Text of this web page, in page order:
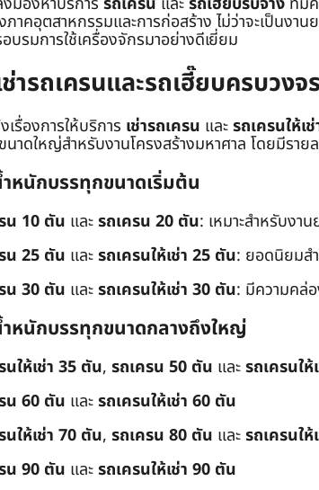
ภาคอุตสาหกรรมและการก่อสร้าง ไม่ว่าจะเป็นง
บรมการใช้เครื่องจักรมาอย่างดีเยี่ยม
ช่ารถเครนและรถเฮี๊ยบครบวง
เรื่องการให้บริการ เช่ารถเครน และรถเครนให้เช่
าดใหญ่สำหรับงานโครงสร้างมหาศาล โดยมีราย
หนักบรรทุกขนาดเริ่มต้น
น 10 ตัน และรถเครน 20 ตัน: เหมาะสำหรับงา
น 25 ตัน และรถเครนให้เช่า 25 ตัน: ยอดนิยมส
น 30 ตัน และรถเครนให้เช่า 30 ตัน: มีความคล่
หนักบรรทุกขนาดกลางถึงใหญ่
นให้เช่า 35 ตัน, รถเครน 50 ตัน และรถเครนใ
น 60 ตัน และรถเครนให้เช่า 60 ตัน
นให้เช่า 70 ตัน, รถเครน 80 ตัน และรถเครนใ
น 90 ตัน และรถเครนให้เช่า 90 ตัน